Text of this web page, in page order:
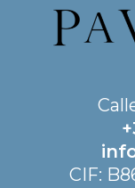
CIF: